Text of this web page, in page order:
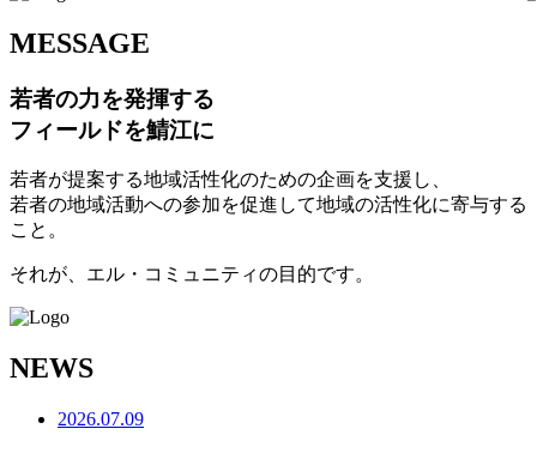
MESSAGE
若者の力を発揮する
フィールドを鯖江に
若者が提案する地域活性化のための企画を支援し、
若者の地域活動への参加を促進して地域の活性化に寄与する
こと。
それが、エル・コミュニティの目的です。
NEWS
2026.07.09